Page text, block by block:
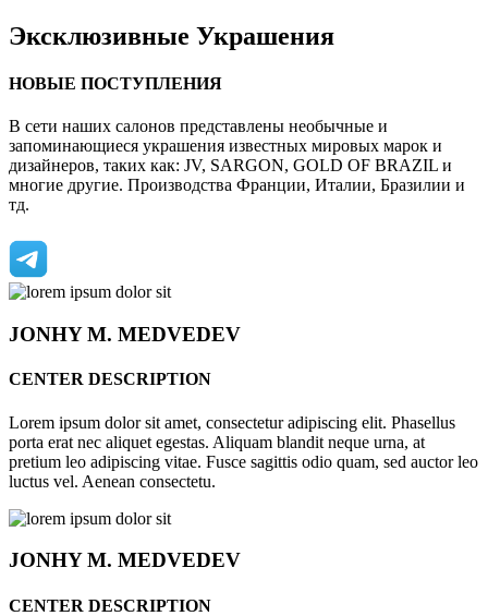
Эксклюзивные Украшения
НОВЫЕ ПОСТУПЛЕНИЯ
В сети наших салонов представлены необычные и
запоминающиеся украшения известных мировых марок и
дизайнеров, таких как: JV, SARGON, GOLD OF BRAZIL и
многие другие. Производства Франции, Италии, Бразилии и
тд.
JONHYM. MEDVEDEV
CENTER DESCRIPTION
Lorem ipsum dolor sit amet, consectetur adipiscing elit. Phasellus
porta erat nec aliquet egestas. Aliquam blandit neque urna, at
pretium leo adipiscing vitae. Fusce sagittis odio quam, sed auctor leo
luctus vel. Aenean consectetu.
JONHYM. MEDVEDEV
CENTER DESCRIPTION